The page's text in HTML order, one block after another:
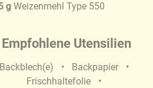
g Weizenmehl Type 550
Empfohlene Utensilien
Backblech(e)
Backpapier
Frischhaltefolie